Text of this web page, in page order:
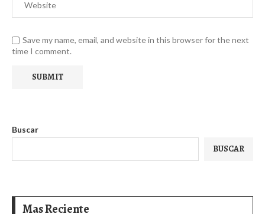
Save my name, email, and website in this browser for the next
time I comment.
Buscar
BUSCAR
Mas Reciente